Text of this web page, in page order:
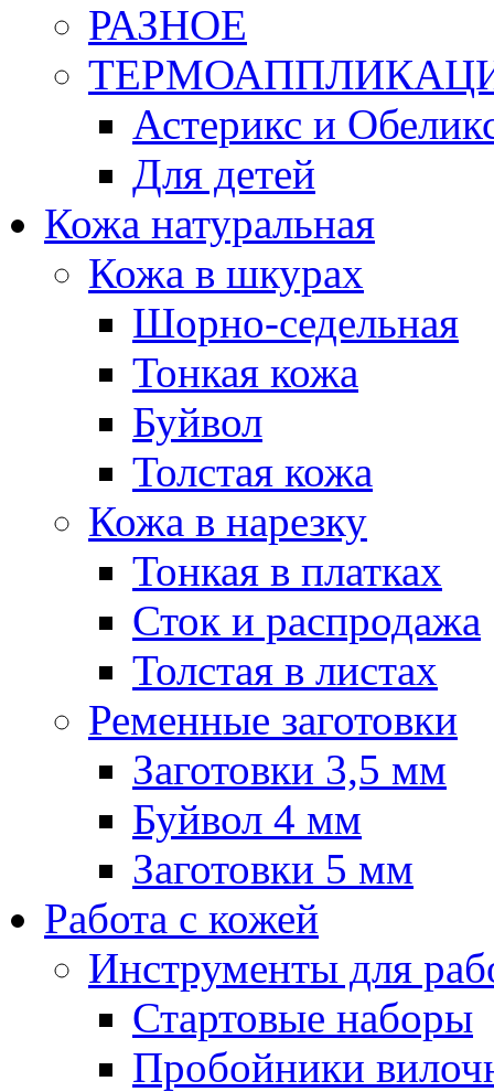
РАЗНОЕ
Астерикс и
Для детей
Кожа натуральная
Кожа в шкурах
Шорно-седельная
Тонкая кожа
Буйвол
Толстая кожа
Кожа в нарезку
Тонкая в платках
Сток и распродажа
Толстая в листах
Ременные заготовки
Заготовки 3,5 мм
Буйвол 4 мм
Заготовки 5 мм
Работа с кожей
Инструменты для
Стартовые наборы
Пробойники